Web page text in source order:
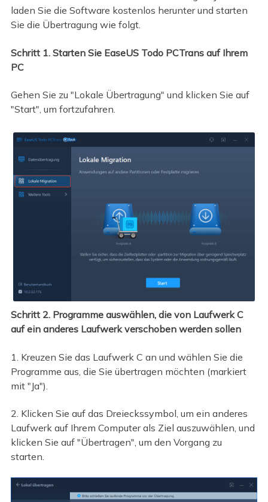
laden Sie die Software kostenlos herunter und starten
Sie die Übertragung wie folgt.
Schritt 1. Starten Sie EaseUS Todo PCTrans auf Ihrem
PC
Gehen Sie zu "Lokale Übertragung" und klicken Sie auf
"Start", um fortzufahren.
Schritt 2. Programme auswählen, die von Laufwerk C
auf ein anderes Laufwerk verschoben werden sollen
1. Kreuzen Sie das Laufwerk C an und wählen Sie die
Programme aus, die Sie übertragen möchten (markiert
mit "Ja").
2. Klicken Sie auf das Dreieckssymbol, um ein anderes
Laufwerk auf Ihrem Computer als Ziel auszuwählen, und
klicken Sie auf "Übertragen", um den Vorgang zu
starten.